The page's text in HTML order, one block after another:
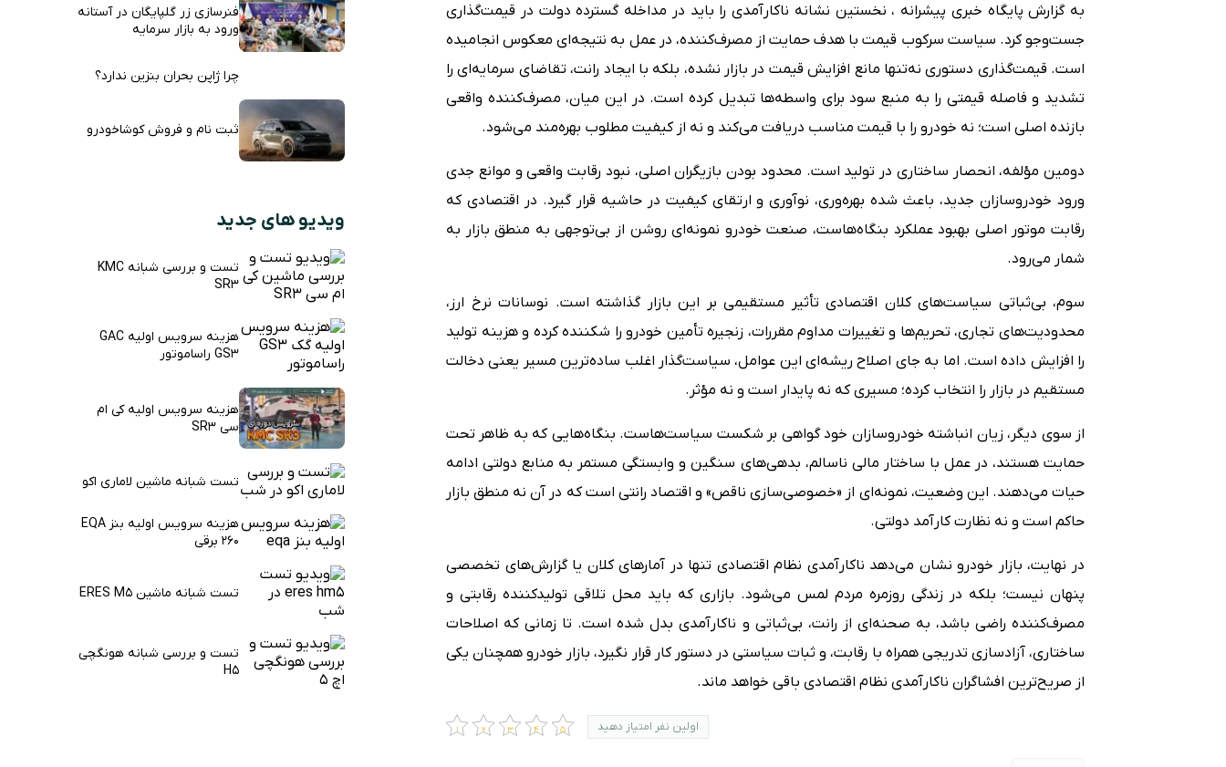
به گزارش پایگاه خبری پیشرانه ، نخستین نشانه ناکارآمدی را باید در مداخله گسترده دولت در قیمت‌گذاری
جست‌وجو کرد. سیاست سرکوب قیمت با هدف حمایت از مصرف‌کننده، در عمل به نتیجه‌ای معکوس انجامیده
است. قیمت‌گذاری دستوری نه‌تنها مانع افزایش قیمت در بازار نشده، بلکه با ایجاد رانت، تقاضای سرمایه‌ای را
تشدید و فاصله قیمتی را به منبع سود برای واسطه‌ها تبدیل کرده است. در این میان، مصرف‌کننده واقعی
بازنده اصلی است؛ نه خودرو را با قیمت مناسب دریافت می‌کند و نه از کیفیت مطلوب بهره‌مند می‌شود.
دومین مؤلفه، انحصار ساختاری در تولید است. محدود بودن بازیگران اصلی، نبود رقابت واقعی و موانع جدی
ورود خودروسازان جدید، باعث شده بهره‌وری، نوآوری و ارتقای کیفیت در حاشیه قرار گیرد. در اقتصادی که
رقابت موتور اصلی بهبود عملکرد بنگاه‌هاست، صنعت خودرو نمونه‌ای روشن از بی‌توجهی به منطق بازار به
شمار می‌رود.
سوم، بی‌ثباتی سیاست‌های کلان اقتصادی تأثیر مستقیمی بر این بازار گذاشته است. نوسانات نرخ ارز،
محدودیت‌های تجاری، تحریم‌ها و تغییرات مداوم مقررات، زنجیره تأمین خودرو را شکننده کرده و هزینه تولید
را افزایش داده است. اما به جای اصلاح ریشه‌ای این عوامل، سیاست‌گذار اغلب ساده‌ترین مسیر یعنی دخالت
مستقیم در بازار را انتخاب کرده؛ مسیری که نه پایدار است و نه مؤثر.
از سوی دیگر، زیان انباشته خودروسازان خود گواهی بر شکست سیاست‌هاست. بنگاه‌هایی که به ظاهر تحت
حمایت هستند، در عمل با ساختار مالی ناسالم، بدهی‌های سنگین و وابستگی مستمر به منابع دولتی ادامه
حیات می‌دهند. این وضعیت، نمونه‌ای از «خصوصی‌سازی ناقص» و اقتصاد رانتی است که در آن نه منطق بازار
حاکم است و نه نظارت کارآمد دولتی.
در نهایت، بازار خودرو نشان می‌دهد ناکارآمدی نظام اقتصادی تنها در آمارهای کلان یا گزارش‌های تخصصی
پنهان نیست؛ بلکه در زندگی روزمره مردم لمس می‌شود. بازاری که باید محل تلاقی تولیدکننده رقابتی و
مصرف‌کننده راضی باشد، به صحنه‌ای از رانت، بی‌ثباتی و ناکارآمدی بدل شده است. تا زمانی که اصلاحات
ساختاری، آزادسازی تدریجی همراه با رقابت، و ثبات سیاستی در دستور کار قرار نگیرد، بازار خودرو همچنان یکی
از صریح‌ترین افشاگران ناکارآمدی نظام اقتصادی باقی خواهد ماند.
اولین نفر امتیاز دهید
فنرسازی زر گلپایگان در آستانه
ورود به بازار سرمایه
چرا ژاپن بحران بنزین ندارد؟
ثبت نام و فروش کوشاخودرو
ویدیو های جدید
تست و بررسی شبانه KMC
SR3
هزینه سرویس اولیه GAC
GS3 راساموتور
هزینه سرویس اولیه کی ام
سی SR3
تست شبانه ماشین لاماری اکو
هزینه سرویس اولیه بنز EQA
260 برقی
تست شبانه ماشین ERES M5
تست و بررسی شبانه هونگچی
H5